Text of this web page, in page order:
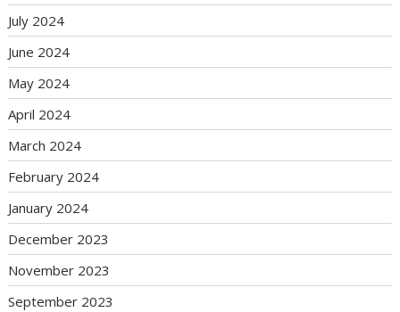
July 2024
June 2024
May 2024
April 2024
March 2024
February 2024
January 2024
December 2023
November 2023
September 2023